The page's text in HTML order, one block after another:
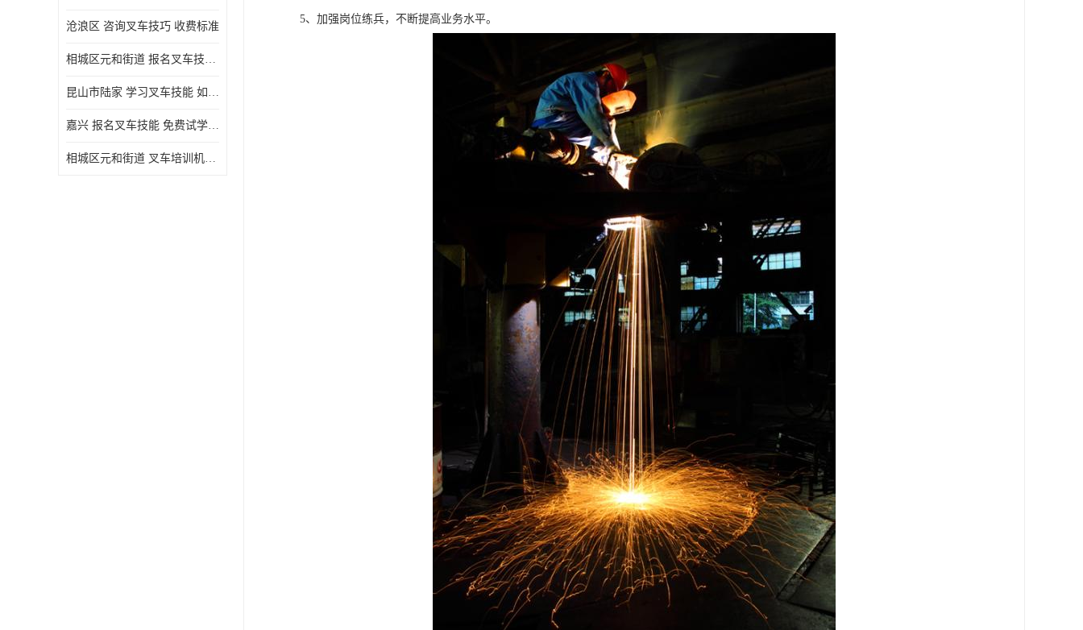
沧浪区 咨询叉车技巧 收费标准
相城区元和街道 报名叉车技能 没有学历怎么办
昆山市陆家 学习叉车技能 如何选择很重要
嘉兴 报名叉车技能 免费试学联系电话
相城区元和街道 叉车培训机构 如何选择很重要
5、加强岗位练兵，不断提高业务水平。